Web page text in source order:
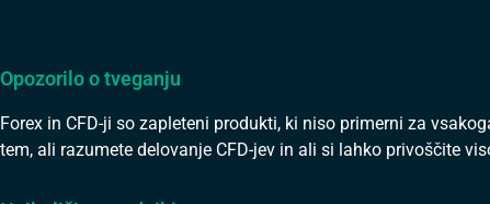
Opozorilo o tveganju
Forex in CFD-ji so zapleteni produkti, ki niso primerni za
tem, ali razumete delovanje CFD-jev in ali si lahko privoščite